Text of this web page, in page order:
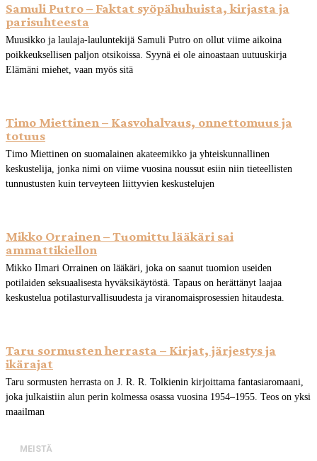
Samuli Putro – Faktat syöpähuhuista, kirjasta ja
parisuhteesta
Muusikko ja laulaja-lauluntekijä Samuli Putro on ollut viime aikoina
poikkeuksellisen paljon otsikoissa. Syynä ei ole ainoastaan uutuuskirja
Elämäni miehet, vaan myös sitä
Timo Miettinen – Kasvohalvaus, onnettomuus ja
totuus
Timo Miettinen on suomalainen akateemikko ja yhteiskunnallinen
keskustelija, jonka nimi on viime vuosina noussut esiin niin tieteellisten
tunnustusten kuin terveyteen liittyvien keskustelujen
Mikko Orrainen – Tuomittu lääkäri sai
ammattikiellon
Mikko Ilmari Orrainen on lääkäri, joka on saanut tuomion useiden
potilaiden seksuaalisesta hyväksikäytöstä. Tapaus on herättänyt laajaa
keskustelua potilasturvallisuudesta ja viranomaisprosessien hitaudesta.
Taru sormusten herrasta – Kirjat, järjestys ja
ikärajat
Taru sormusten herrasta on J. R. R. Tolkienin kirjoittama fantasiaromaani,
joka julkaistiin alun perin kolmessa osassa vuosina 1954–1955. Teos on yksi
maailman
MEISTÄ